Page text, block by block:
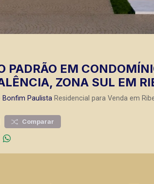
PADRÃO EM
ZONA SUL EM
Bonfim Paulista Residencial para Venda em
Comparar